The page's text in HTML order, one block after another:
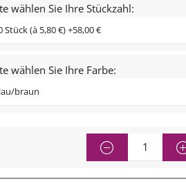
wählen Sie Ihre Stückzahl:
wählen Sie Ihre Farbe: